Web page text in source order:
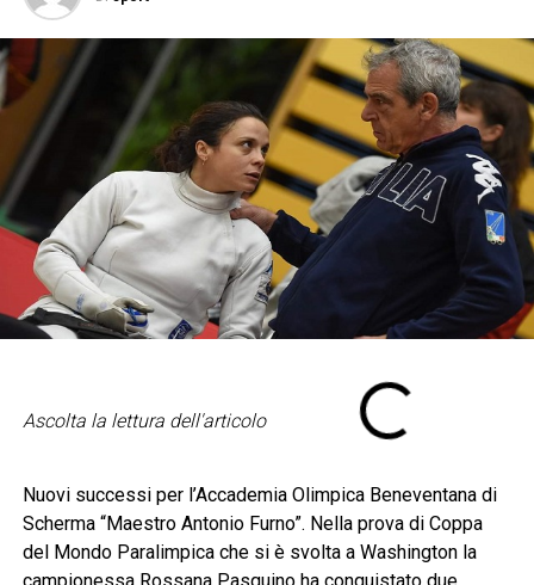
Ascolta la lettura dell'articolo
Nuovi successi per l’Accademia Olimpica Beneventana di
Scherma “Maestro Antonio Furno”. Nella prova di Coppa
del Mondo Paralimpica che si è svolta a Washington la